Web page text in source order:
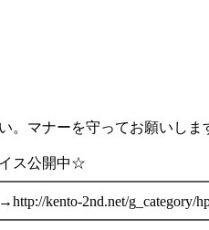
マナーを守ってお願いしま
イス公開中☆
kento-2nd.net/g_category/